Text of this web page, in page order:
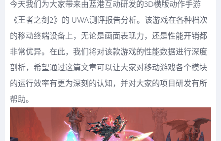
今天我们为大家带来由蓝港互动研发的3D横版动作手游
《王者之剑2》的 UWA测评报告分析。该游戏在各种档次
的移动终端设备上，无论是画面表现力，还是性能开销都
非常优异。在此，我们将对该款游戏的性能数据进行深度
剖析，希望通过这篇文章可以让大家对移动游戏各个模块
的运行效率有更为深刻的认知，并对大家的项目研发有所
帮助。